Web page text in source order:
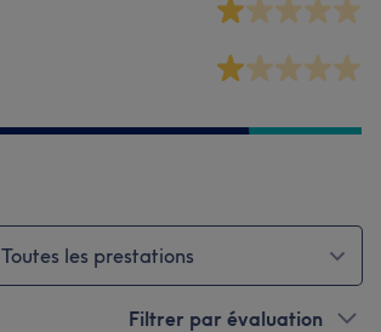
Toutes les prestations
Filtrer par évaluation